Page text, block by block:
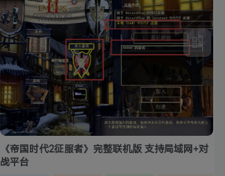
《帝国时代2征服者》完整联机版 支持局域网+对
战平台